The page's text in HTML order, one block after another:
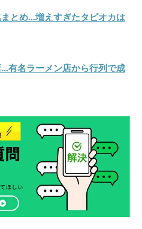
とめ…増えすぎたタピオカは
有名ラーメン店から行列で成